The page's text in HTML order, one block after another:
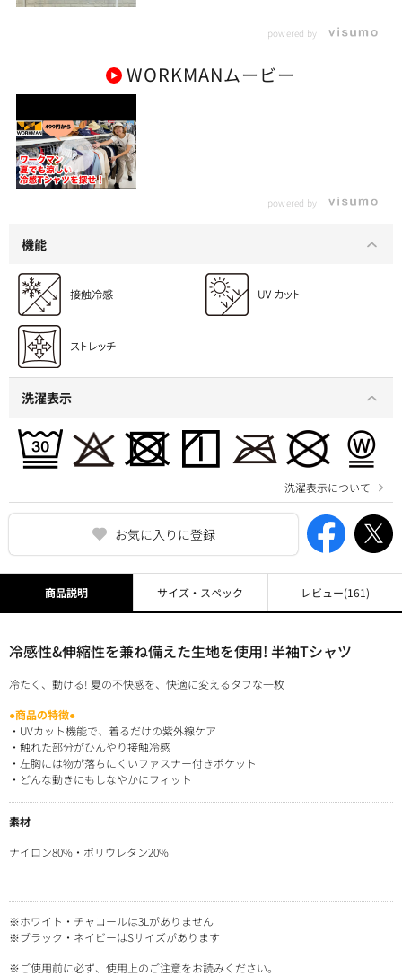
お気に入りに登録
powered by
WORKMANムービー
【ワークマン】猛暑で
も涼しい冷感Tシャツ
powered by
機能
洗濯表示
洗濯表示について
商品説明
冷感性&伸縮性を兼ね備えた生地を使用! 半袖Tシャツ
冷たく、動ける! 夏の不快感を、快適に変えるタフな一枚
●商品の特徴●
・UVカット機能で、着るだけの紫外線ケア
・触れた部分がひんやり接触冷感
・左胸には物が落ちにくいファスナー付きポケット
・どんな動きにもしなやかにフィット
素材
ナイロン80%・ポリウレタン20%
※ホワイト・チャコールは3Lがありません
※ブラック・ネイビーはSサイズがあります
※ご使用前に必ず、使用上のご注意をお読みください。
サイズ・スペック レビュー(161)